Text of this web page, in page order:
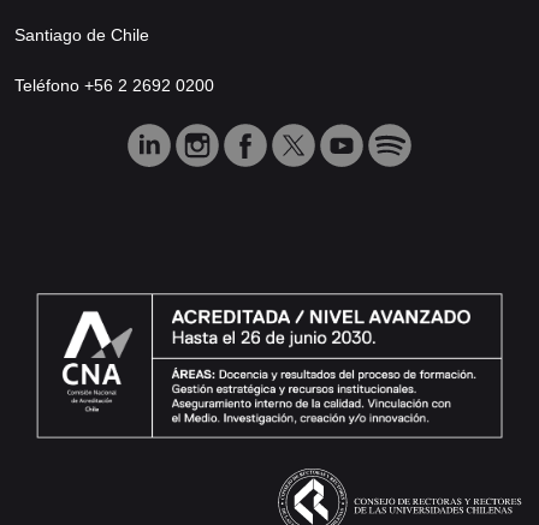
Santiago de Chile
Teléfono +56 2 2692 0200